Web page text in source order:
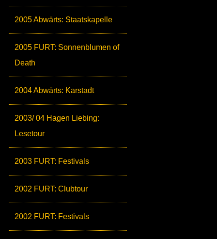
2005 Abwärts: Staatskapelle
2005 FURT: Sonnenblumen of
Death
2004 Abwärts: Karstadt
2003/ 04 Hagen Liebing:
Lesetour
2003 FURT: Festivals
2002 FURT: Clubtour
2002 FURT: Festivals